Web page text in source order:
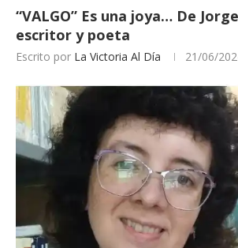
“VALGO” Es una joya… De
escritor y poeta
Escrito por La Victoria Al Día 21/06/